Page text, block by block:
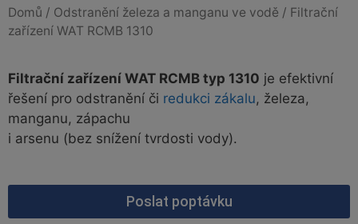
Domů / Odstranění železa a manganu ve vodě / Filtrační
zařízení WAT RCMB 1310
Filtrační zařízení WAT RCMB typ 1310 je efektivní
řešení pro odstranění či redukci zákalu, železa,
manganu, zápachu
i arsenu (bez snížení tvrdosti vody).
Poslat poptávku